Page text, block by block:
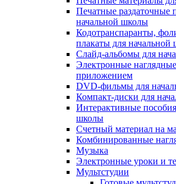
Печатные раздаточные
начальной школы
Кодотранспаранты,
плакаты для начальной
Слайд-альбомы для
Электронные
приложением
DVD-фильмы для
Компакт-диски для
Интерактивные
школы
Счетный материал на
Комбинированные
Музыка
Электронные уроки и
Мультстудии